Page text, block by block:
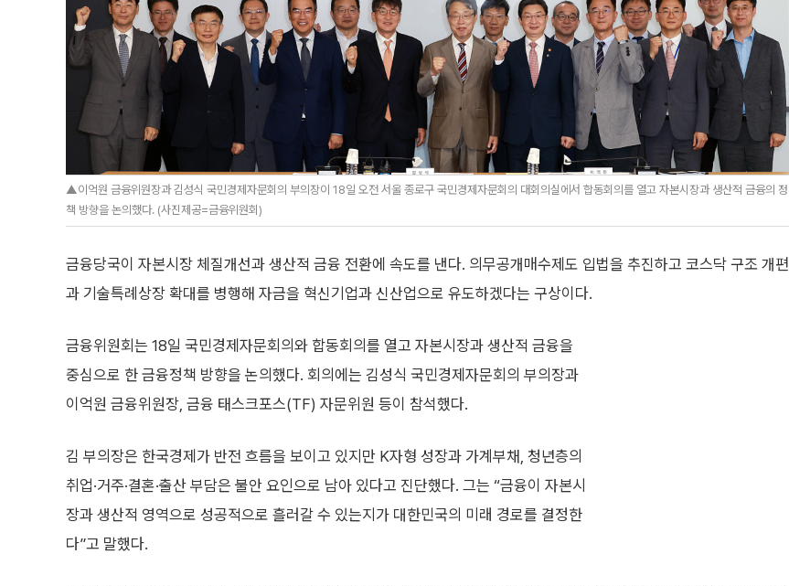
▲이억원 금융위원장과 김성식 국민경제자문회의 부의장이 18일 오전 서울 종로구 국민경제자문회의 대회의실에서 합동회의를 열고 자본시장과 생산적 금융의 정
책 방향을 논의했다. (사진제공=금융위원회)
금융당국이 자본시장 체질개선과 생산적 금융 전환에 속도를 낸다. 의무공개매수제도 입법을 추진하고 코스닥 구조 개편
과 기술특례상장 확대를 병행해 자금을 혁신기업과 신산업으로 유도하겠다는 구상이다.
금융위원회는 18일 국민경제자문회의와 합동회의를 열고 자본시장과 생산적 금융을
중심으로 한 금융정책 방향을 논의했다. 회의에는 김성식 국민경제자문회의 부의장과
이억원 금융위원장, 금융 태스크포스(TF) 자문위원 등이 참석했다.
김 부의장은 한국경제가 반전 흐름을 보이고 있지만 K자형 성장과 가계부채, 청년층의
취업·거주·결혼·출산 부담은 불안 요인으로 남아 있다고 진단했다. 그는 “금융이 자본시
장과 생산적 영역으로 성공적으로 흘러갈 수 있는지가 대한민국의 미래 경로를 결정한
다”고 말했다.